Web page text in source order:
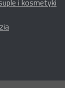
i kosmetyki